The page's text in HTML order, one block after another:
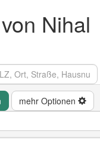
Nihal
mehr Optionen